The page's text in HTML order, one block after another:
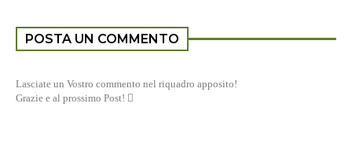
POSTA UN COMMENTO
Lasciate un Vostro commento nel riquadro apposito!
Grazie e al prossimo Post! 